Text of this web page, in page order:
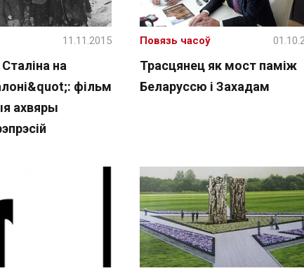
на
фільм
ахвяры
11.11.2015
Трасцянец як мост паміж
Беларуссю і Захадам
Повязь часоў